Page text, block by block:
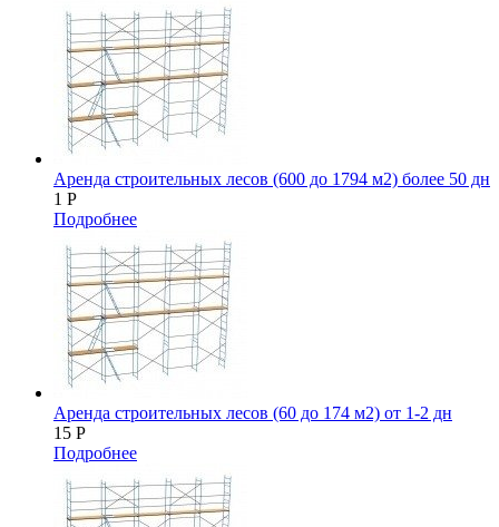
Аренда строительных лесов (600 до 1794 м2) более 50 дн
1 Р
Подробнее
Аренда строительных лесов (60 до 174 м2) от 1-2 дн
15 Р
Подробнее